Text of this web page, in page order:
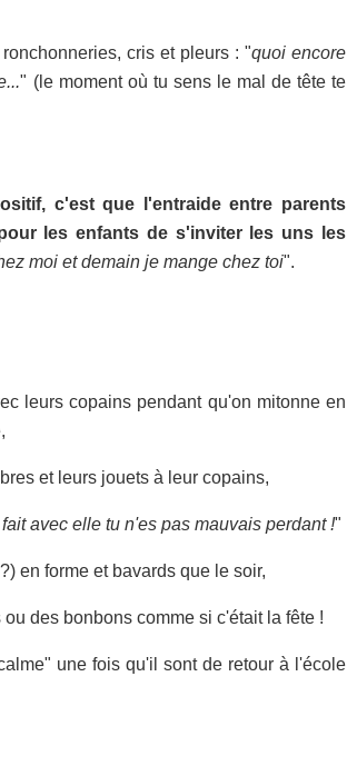
cris et pleurs : "quoi encore
" (le moment où tu sens le mal de tête te
c'est que l'entraide entre parents
les enfants de s'inviter les uns les
moi et demain je mange chez toi".
leurs copains pendant qu'on mitonne en
et leurs jouets à leur copains,
avec elle tu n'es pas mauvais perdant !"
en forme et bavards que le soir,
des bonbons comme si c'était la fête !
une fois qu'il sont de retour à l'école